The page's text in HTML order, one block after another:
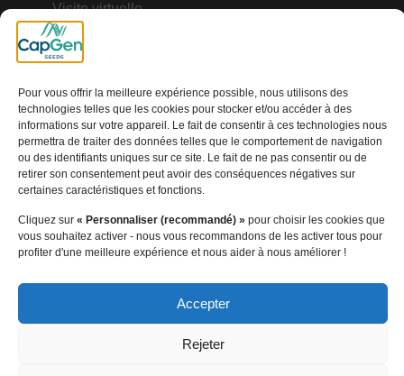
Pour vous offrir la meilleure expérience possible, nous utilisons des
technologies telles que les cookies pour stocker et/ou accéder à des
informations sur votre appareil. Le fait de consentir à ces technologies nous
permettra de traiter des données telles que le comportement de navigation
ou des identifiants uniques sur ce site. Le fait de ne pas consentir ou de
retirer son consentement peut avoir des conséquences négatives sur
certaines caractéristiques et fonctions.
Cliquez sur « Personnaliser (recommandé) » pour choisir les cookies que
vous souhaitez activer - nous vous recommandons de les activer tous pour
profiter d'une meilleure expérience et nous aider à nous améliorer !
Accepter
Rejeter
Visite virtuelle
Cookies
Politique de Confidentialité
[wt_cli_manage_consent]
© 2024 Capital Genetic EBT SL | Tous droits réservés